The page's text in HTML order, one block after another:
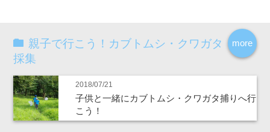
more
親子で行こう！カブトムシ・クワガタ
採集
2018/07/21
子供と一緒にカブトムシ・クワガタ捕りへ行
こう！